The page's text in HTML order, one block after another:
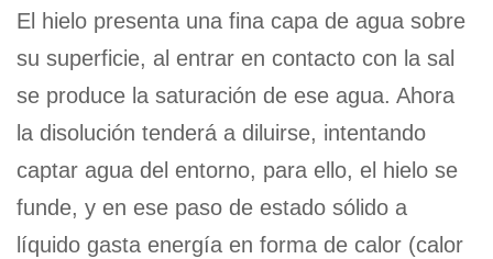
El hielo presenta una fina capa de agua sobre
su superficie, al entrar en contacto con la sal
se produce la saturación de ese agua. Ahora
la disolución tenderá a diluirse, intentando
captar agua del entorno, para ello, el hielo se
funde, y en ese paso de estado sólido a
líquido gasta energía en forma de calor (calor